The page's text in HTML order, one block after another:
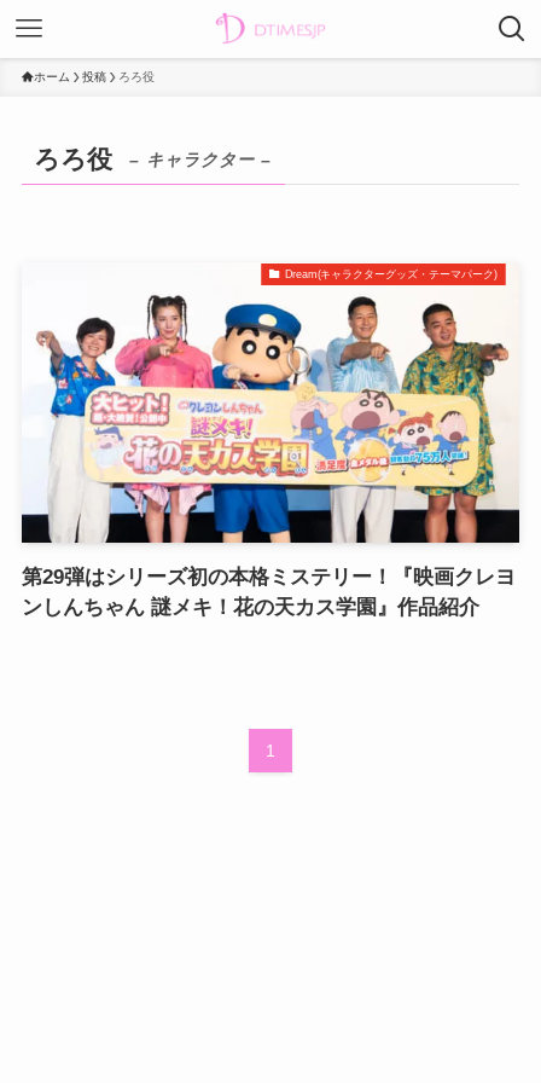
ホーム 投稿 ろろ役
ろろ役 – キャラクター –
Dream(キャラクターグッズ・テーマパーク)
第29弾はシリーズ初の本格ミステリー！『映画クレヨ
ンしんちゃん 謎メキ！花の天カス学園』作品紹介
1